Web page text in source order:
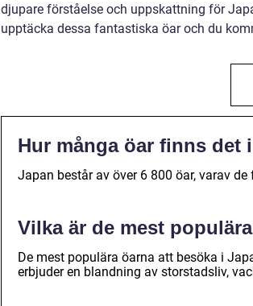
djupare förståelse och uppskattning för
upptäcka dessa fantastiska öar och du
Hur många öar finns det
Japan består av över 6 800 öar, varav
Vilka är de mest
De mest populära öarna att besöka i
erbjuder en blandning av storstadsliv,